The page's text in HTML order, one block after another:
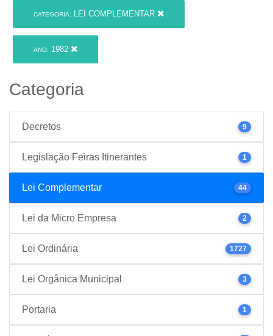
CATEGORIA: LEI COMPLEMENTAR
ANO: 1982
Categoria
Decretos 9
Legislação Feiras Itinerantes 1
Lei Complementar 44
Lei da Micro Empresa 2
Lei Ordinária 1727
Lei Orgânica Municipal 3
Portaria 1